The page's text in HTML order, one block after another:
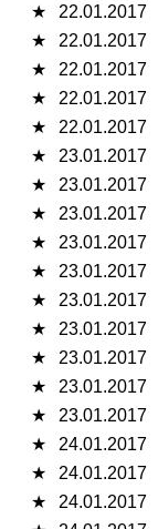
★
22.01.2017
★
22.01.2017
★
22.01.2017
★
22.01.2017
★
22.01.2017
★
23.01.2017
★
23.01.2017
★
23.01.2017
★
23.01.2017
★
23.01.2017
★
23.01.2017
★
23.01.2017
★
23.01.2017
★
23.01.2017
★
23.01.2017
★
24.01.2017
★
24.01.2017
★
24.01.2017